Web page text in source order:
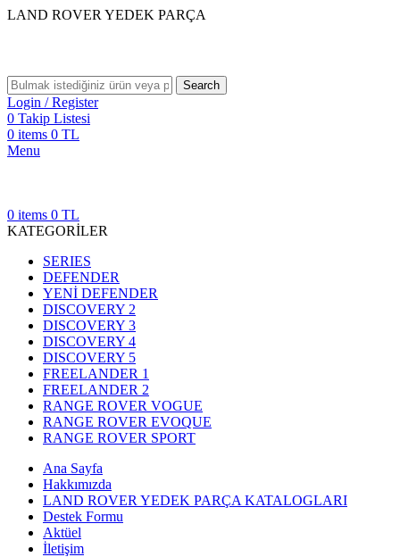
LAND ROVER YEDEK PARÇA
Search
Login / Register
0 Takip Listesi
0 items 0 TL
Menu
0 items 0 TL
KATEGORİLER
SERIES
DEFENDER
YENİ DEFENDER
DISCOVERY 2
DISCOVERY 3
DISCOVERY 4
DISCOVERY 5
FREELANDER 1
FREELANDER 2
RANGE ROVER VOGUE
RANGE ROVER EVOQUE
RANGE ROVER SPORT
Ana Sayfa
Hakkımızda
LAND ROVER YEDEK PARÇA KATALOGLARI
Destek Formu
Aktüel
İletişim